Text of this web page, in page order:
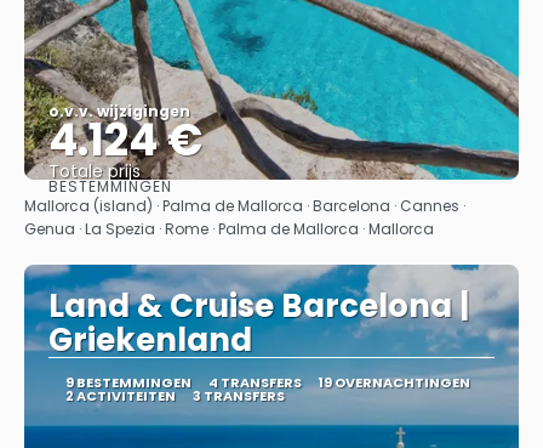
o.v.v. wijzigingen
4.124 €
Totale prijs
Bekijk
BESTEMMINGEN
Mallorca (island) · Palma de Mallorca · Barcelona · Cannes ·
Genua · La Spezia · Rome · Palma de Mallorca · Mallorca
Land & Cruise Barcelona |
Griekenland
9 BESTEMMINGEN 4 TRANSFERS 19 OVERNACHTINGEN
2 ACTIVITEITEN 3 TRANSFERS